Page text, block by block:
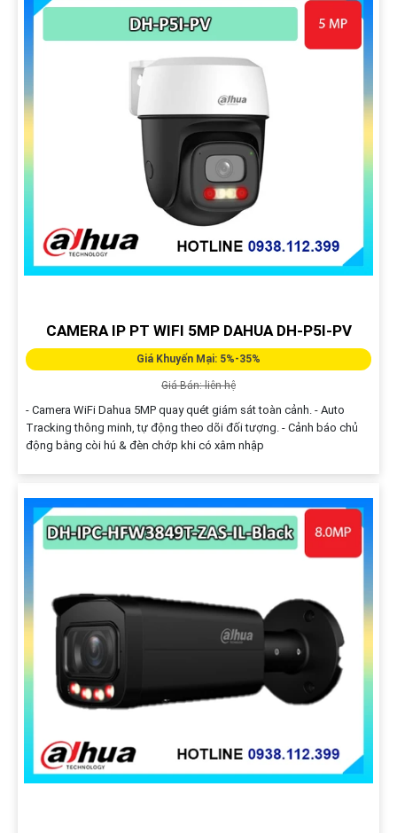
CAMERA IP PT WIFI 5MP DAHUA DH-P5I-PV
Giá Khuyến Mại: 5%-35%
Giá Bán: liên hệ
- Camera WiFi Dahua 5MP quay quét giám sát toàn cảnh. - Auto
Tracking thông minh, tự động theo dõi đối tượng. - Cảnh báo chủ
động bằng còi hú & đèn chớp khi có xâm nhập